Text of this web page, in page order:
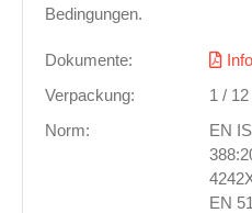
Bedingungen.
Dokumente:
Verpackung:
1 /
Norm:
EN
EN